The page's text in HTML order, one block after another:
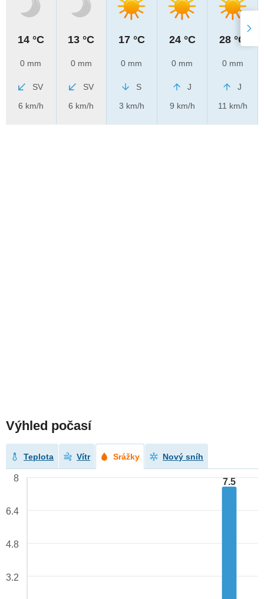
14 °C
0 mm
SV
6 km/h
13 °C
0 mm
SV
6 km/h
17 °C
0 mm
S
3 km/h
24 °C
0 mm
J
9 km/h
28 °C
0 mm
J
11 km/h
Výhled počasí
Teplota Vítr Srážky Nový sníh
7.5
8
6.4
4.8
3.2